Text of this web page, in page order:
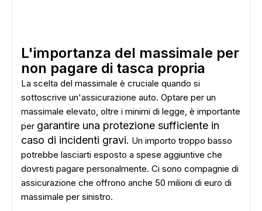
ADS
L'importanza del massimale per
non pagare di tasca propria
La scelta del massimale è cruciale quando si
sottoscrive un'assicurazione auto. Optare per un
massimale elevato, oltre i minimi di legge, è importante
per garantire una protezione sufficiente in
caso di incidenti gravi. Un importo troppo basso
potrebbe lasciarti esposto a spese aggiuntive che
dovresti pagare personalmente. Ci sono compagnie di
assicurazione che offrono anche 50 milioni di euro di
massimale per sinistro.